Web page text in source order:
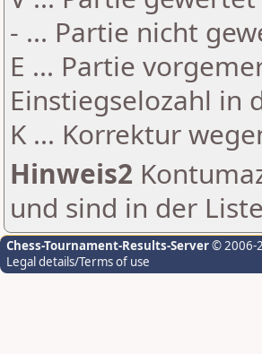
- ... Partie nicht
E ... Partie
Einstiegselozahl in
K ... Korrektur
Hinweis2
und sind in der
Chess-Tournament-Results-Server© 2006-
Legal details/Terms of use